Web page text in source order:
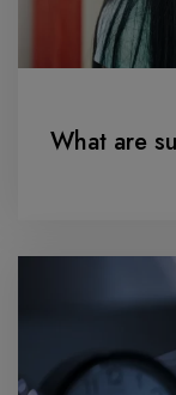
What are